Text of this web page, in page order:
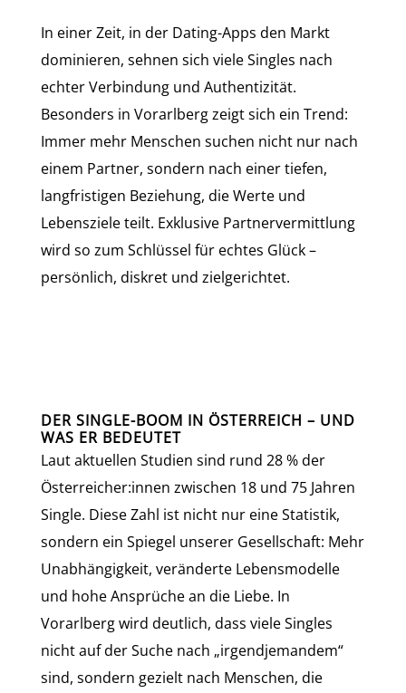
In einer Zeit, in der Dating-Apps den Markt
dominieren, sehnen sich viele Singles nach
echter Verbindung und Authentizität.
Besonders in Vorarlberg zeigt sich ein Trend:
Immer mehr Menschen suchen nicht nur nach
einem Partner, sondern nach einer tiefen,
langfristigen Beziehung, die Werte und
Lebensziele teilt. Exklusive Partnervermittlung
wird so zum Schlüssel für echtes Glück –
persönlich, diskret und zielgerichtet.
DER SINGLE-BOOM IN ÖSTERREICH – UND
WAS ER BEDEUTET
Laut aktuellen Studien sind rund 28 % der
Österreicher:innen zwischen 18 und 75 Jahren
Single. Diese Zahl ist nicht nur eine Statistik,
sondern ein Spiegel unserer Gesellschaft: Mehr
Unabhängigkeit, veränderte Lebensmodelle
und hohe Ansprüche an die Liebe. In
Vorarlberg wird deutlich, dass viele Singles
nicht auf der Suche nach „irgendjemandem“
sind, sondern gezielt nach Menschen, die